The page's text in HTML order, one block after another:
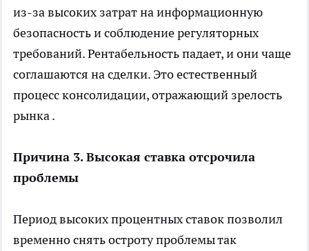
из-за высоких затрат на информационную
безопасность и соблюдение регуляторных
требований. Рентабельность падает, и они чаще
соглашаются на сделки. Это естественный
процесс консолидации, отражающий зрелость
рынка .
Причина 3. Высокая ставка отсрочила
проблемы
Период высоких процентных ставок позволил
временно снять остроту проблемы так